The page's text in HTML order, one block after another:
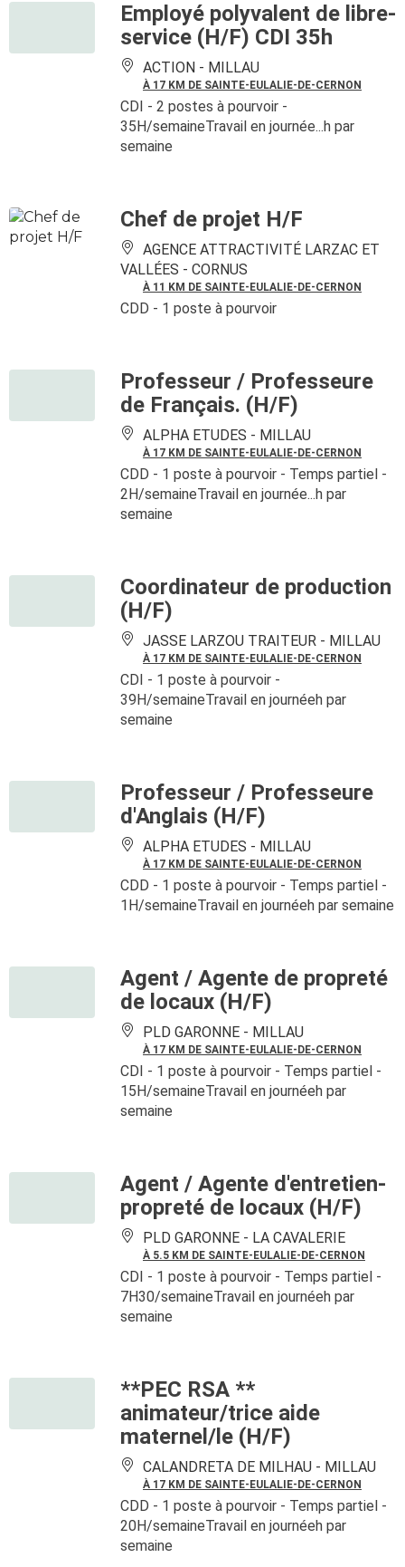
Employé polyvalent de libre-
service (H/F) CDI 35h
ACTION - MILLAU
À 17 KM DE SAINTE-EULALIE-DE-CERNON
CDI - 2 postes à pourvoir -
35H/semaineTravail en journée...h par
semaine
Chef de projet H/F
AGENCE ATTRACTIVITÉ LARZAC ET
VALLÉES - CORNUS
À 11 KM DE SAINTE-EULALIE-DE-CERNON
CDD - 1 poste à pourvoir
Professeur / Professeure
de Français. (H/F)
ALPHA ETUDES - MILLAU
À 17 KM DE SAINTE-EULALIE-DE-CERNON
CDD - 1 poste à pourvoir - Temps partiel -
2H/semaineTravail en journée...h par
semaine
Coordinateur de production
(H/F)
JASSE LARZOU TRAITEUR - MILLAU
À 17 KM DE SAINTE-EULALIE-DE-CERNON
CDI - 1 poste à pourvoir -
39H/semaineTravail en journéeh par
semaine
Professeur / Professeure
d'Anglais (H/F)
ALPHA ETUDES - MILLAU
À 17 KM DE SAINTE-EULALIE-DE-CERNON
CDD - 1 poste à pourvoir - Temps partiel -
1H/semaineTravail en journéeh par semaine
Agent / Agente de propreté
de locaux (H/F)
PLD GARONNE - MILLAU
À 17 KM DE SAINTE-EULALIE-DE-CERNON
CDI - 1 poste à pourvoir - Temps partiel -
15H/semaineTravail en journéeh par
semaine
Agent / Agente d'entretien-
propreté de locaux (H/F)
PLD GARONNE - LA CAVALERIE
À 5.5 KM DE SAINTE-EULALIE-DE-CERNON
CDI - 1 poste à pourvoir - Temps partiel -
7H30/semaineTravail en journéeh par
semaine
**PEC RSA **
animateur/trice aide
maternel/le (H/F)
CALANDRETA DE MILHAU - MILLAU
À 17 KM DE SAINTE-EULALIE-DE-CERNON
CDD - 1 poste à pourvoir - Temps partiel -
20H/semaineTravail en journéeh par
semaine